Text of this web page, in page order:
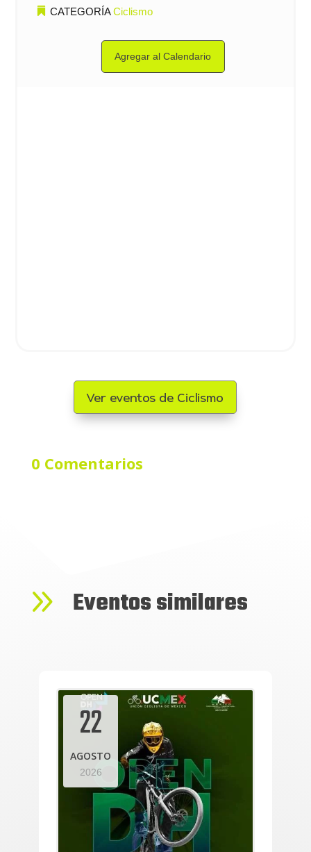
CATEGORÍACiclismo
Agregar al Calendario
Ver eventos de Ciclismo
0 Comentarios
9 Eventos similares
22
AGOSTO
2026